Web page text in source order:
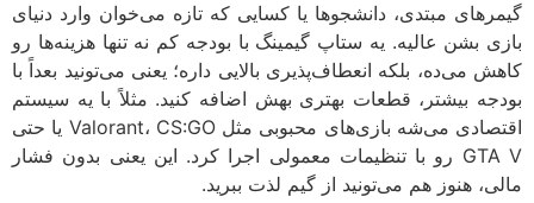
مبتدی، دانشجوها یا کسایی که تازه می‌خوان وارد دنیای
بشن عالیه. یه ستاپ گیمینگ با بودجه کم نه تنها هزینه‌ها رو
می‌ده، بلکه انعطاف‌پذیری بالایی داره؛ یعنی می‌تونید بعداً با
بیشتر، قطعات بهتری بهش اضافه کنید. مثلاً با یه سیستم
اقتصادی می‌شه بازی‌های محبوبی مثل Valorant، CS:GO یا حتی
GTA V رو با تنظیمات معمولی اجرا کرد. این یعنی بدون فشار
هنوز هم می‌تونید از گیم لذت ببرید.